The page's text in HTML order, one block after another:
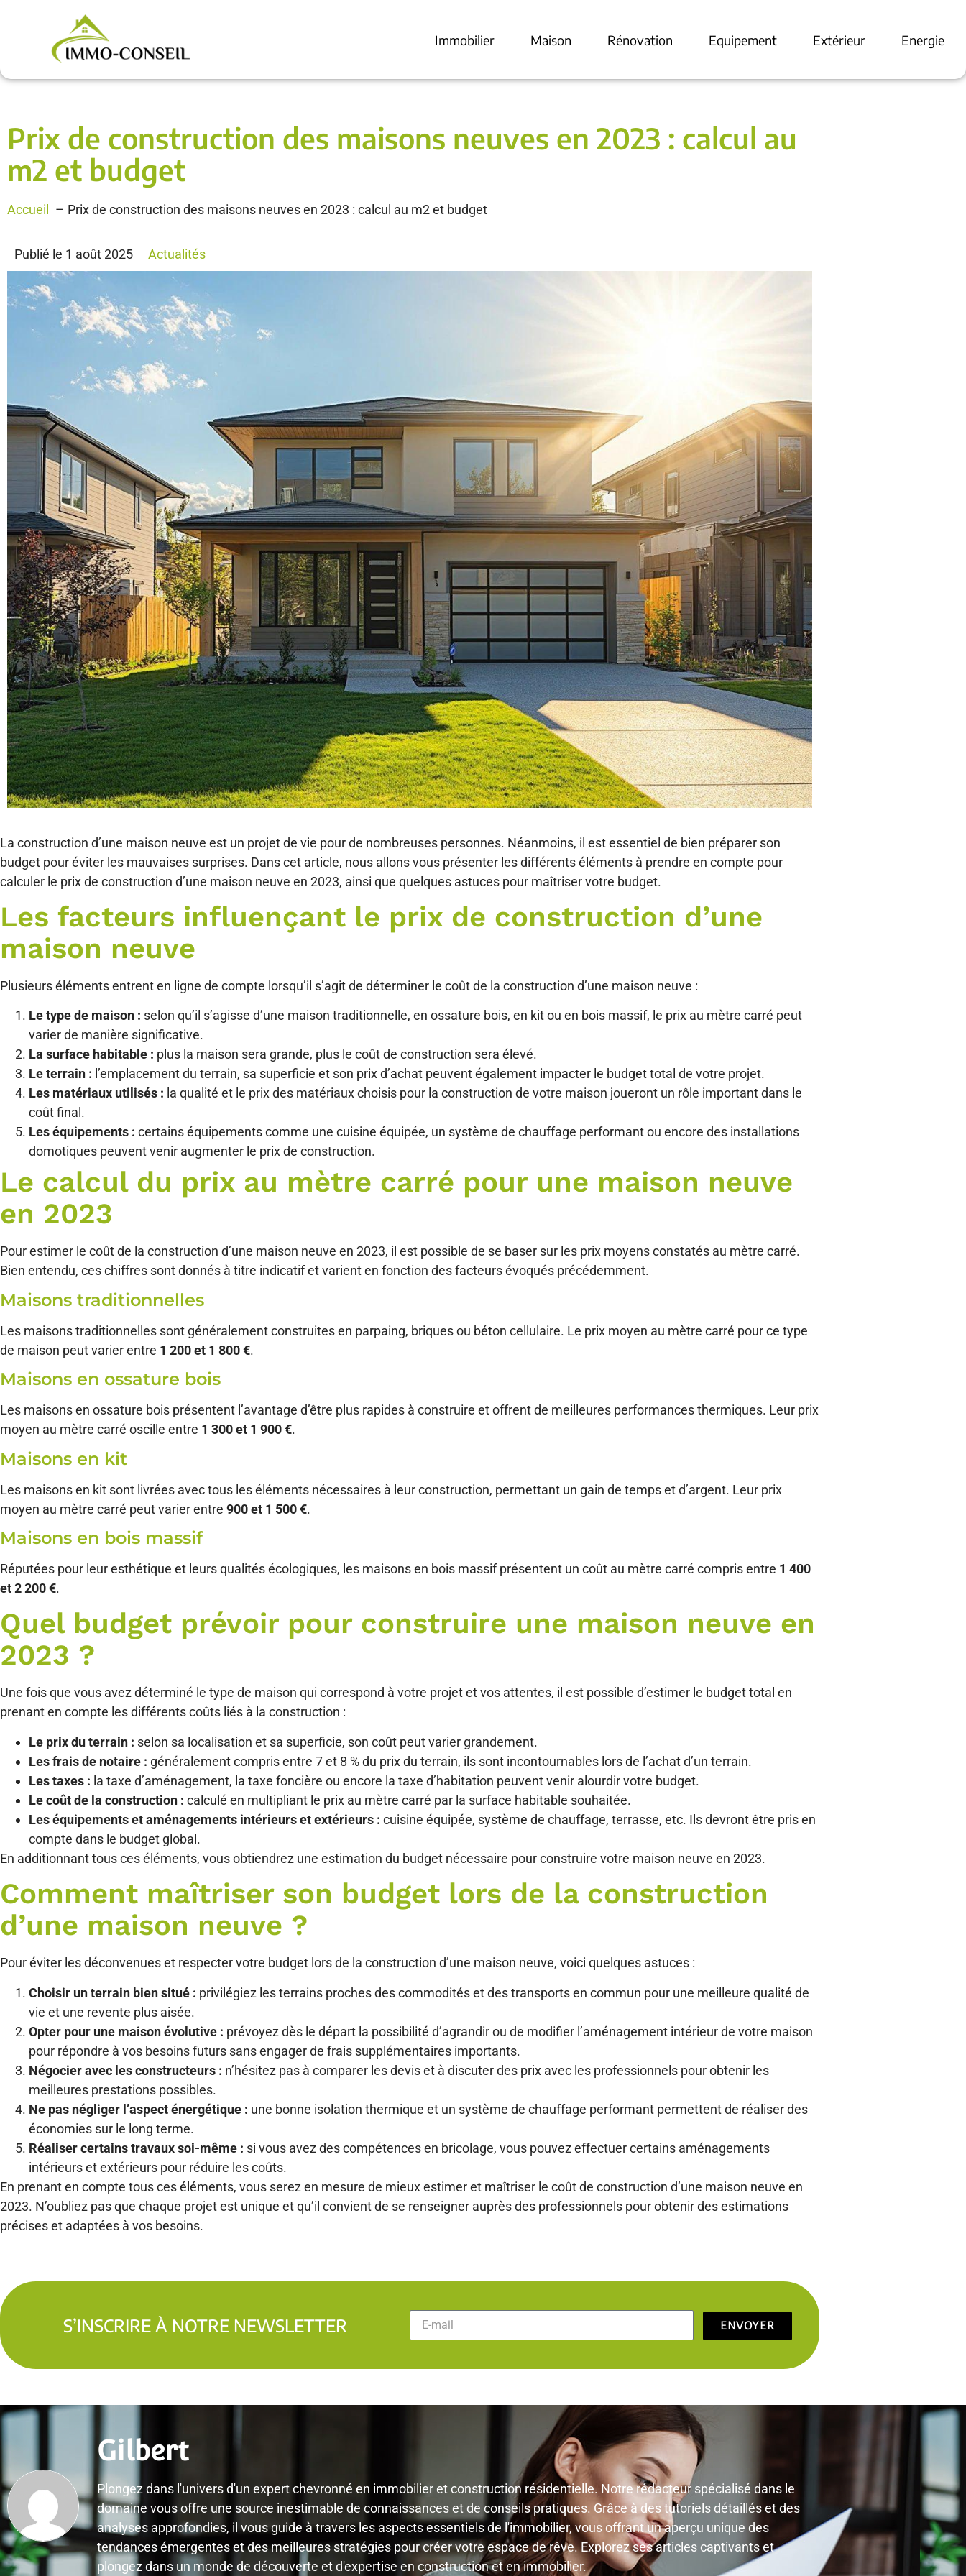
Immobilier Maison Rénovation Equipement Extérieur Energie
Prix de construction des maisons neuves en 2023 : calcul au
m2 et budget
Accueil Prix de construction des maisons neuves en 2023 : calcul au m2 et budget
Publié le 1 août 2025 Actualités
La construction d’une maison neuve est un projet de vie pour de nombreuses personnes. Néanmoins, il est essentiel de bien préparer son
budget pour éviter les mauvaises surprises. Dans cet article, nous allons vous présenter les différents éléments à prendre en compte pour
calculer le prix de construction d’une maison neuve en 2023, ainsi que quelques astuces pour maîtriser votre budget.
Les facteurs influençant le prix de construction d’une
maison neuve
Plusieurs éléments entrent en ligne de compte lorsqu’il s’agit de déterminer le coût de la construction d’une maison neuve :
Le type de maison : selon qu’il s’agisse d’une maison traditionnelle, en ossature bois, en kit ou en bois massif, le prix au mètre carré peut
varier de manière significative.
La surface habitable : plus la maison sera grande, plus le coût de construction sera élevé.
Le terrain : l’emplacement du terrain, sa superficie et son prix d’achat peuvent également impacter le budget total de votre projet.
Les matériaux utilisés : la qualité et le prix des matériaux choisis pour la construction de votre maison joueront un rôle important dans le
coût final.
Les équipements : certains équipements comme une cuisine équipée, un système de chauffage performant ou encore des installations
domotiques peuvent venir augmenter le prix de construction.
Le calcul du prix au mètre carré pour une maison neuve
en 2023
Pour estimer le coût de la construction d’une maison neuve en 2023, il est possible de se baser sur les prix moyens constatés au mètre carré.
Bien entendu, ces chiffres sont donnés à titre indicatif et varient en fonction des facteurs évoqués précédemment.
Maisons traditionnelles
Les maisons traditionnelles sont généralement construites en parpaing, briques ou béton cellulaire. Le prix moyen au mètre carré pour ce type
de maison peut varier entre 1 200 et 1 800 €.
Maisons en ossature bois
Les maisons en ossature bois présentent l’avantage d’être plus rapides à construire et offrent de meilleures performances thermiques. Leur prix
moyen au mètre carré oscille entre 1 300 et 1 900 €.
Maisons en kit
Les maisons en kit sont livrées avec tous les éléments nécessaires à leur construction, permettant un gain de temps et d’argent. Leur prix
moyen au mètre carré peut varier entre 900 et 1 500 €.
Maisons en bois massif
Réputées pour leur esthétique et leurs qualités écologiques, les maisons en bois massif présentent un coût au mètre carré compris entre 1 400
et 2 200 €.
Quel budget prévoir pour construire une maison neuve en
2023 ?
Une fois que vous avez déterminé le type de maison qui correspond à votre projet et vos attentes, il est possible d’estimer le budget total en
prenant en compte les différents coûts liés à la construction :
Le prix du terrain : selon sa localisation et sa superficie, son coût peut varier grandement.
Les frais de notaire : généralement compris entre 7 et 8 % du prix du terrain, ils sont incontournables lors de l’achat d’un terrain.
Les taxes : la taxe d’aménagement, la taxe foncière ou encore la taxe d’habitation peuvent venir alourdir votre budget.
Le coût de la construction : calculé en multipliant le prix au mètre carré par la surface habitable souhaitée.
Les équipements et aménagements intérieurs et extérieurs : cuisine équipée, système de chauffage, terrasse, etc. Ils devront être pris en
compte dans le budget global.
En additionnant tous ces éléments, vous obtiendrez une estimation du budget nécessaire pour construire votre maison neuve en 2023.
Comment maîtriser son budget lors de la construction
d’une maison neuve ?
Pour éviter les déconvenues et respecter votre budget lors de la construction d’une maison neuve, voici quelques astuces :
Choisir un terrain bien situé : privilégiez les terrains proches des commodités et des transports en commun pour une meilleure qualité de
vie et une revente plus aisée.
Opter pour une maison évolutive : prévoyez dès le départ la possibilité d’agrandir ou de modifier l’aménagement intérieur de votre maison
pour répondre à vos besoins futurs sans engager de frais supplémentaires importants.
Négocier avec les constructeurs : n’hésitez pas à comparer les devis et à discuter des prix avec les professionnels pour obtenir les
meilleures prestations possibles.
Ne pas négliger l’aspect énergétique : une bonne isolation thermique et un système de chauffage performant permettent de réaliser des
économies sur le long terme.
Réaliser certains travaux soi-même : si vous avez des compétences en bricolage, vous pouvez effectuer certains aménagements
intérieurs et extérieurs pour réduire les coûts.
En prenant en compte tous ces éléments, vous serez en mesure de mieux estimer et maîtriser le coût de construction d’une maison neuve en
2023. N’oubliez pas que chaque projet est unique et qu’il convient de se renseigner auprès des professionnels pour obtenir des estimations
précises et adaptées à vos besoins.
S’INSCRIRE À NOTRE NEWSLETTER ENVOYER
Gilbert
Plongez dans l'univers d'un expert chevronné en immobilier et construction résidentielle. Notre rédacteur spécialisé dans le
domaine vous offre une source inestimable de connaissances et de conseils pratiques. Grâce à des tutoriels détaillés et des
analyses approfondies, il vous guide à travers les aspects essentiels de l'immobilier, vous offrant un aperçu unique des
tendances émergentes et des meilleures stratégies pour créer votre espace de rêve. Explorez ses articles captivants et
plongez dans un monde de découverte et d'expertise en construction et en immobilier.